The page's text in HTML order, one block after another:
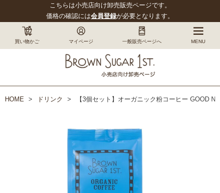
買い物かご マイページ 一般販売ページへ MENU
こちらは小売店向け卸売販売ページです。
価格の確認には会員登録が必要となります。
HOME ドリンク 【3個セット】オーガニック粉コーヒー GOOD